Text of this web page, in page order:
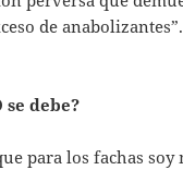
de
se debe?
para los fachas soy